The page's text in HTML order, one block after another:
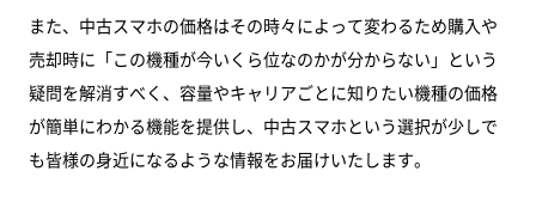
また、中古スマホの価格はその時々によって変わるため購入や
売却時に「この機種が今いくら位なのかが分からない」という
疑問を解消すべく、容量やキャリアごとに知りたい機種の価格
が簡単にわかる機能を提供し、中古スマホという選択が少しで
も皆様の身近になるような情報をお届けいたします。